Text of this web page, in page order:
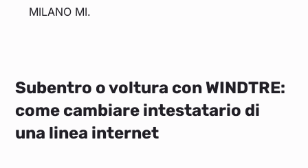
MILANO MI.
Subentro o voltura con WINDTRE:
come cambiare intestatario di
una linea internet